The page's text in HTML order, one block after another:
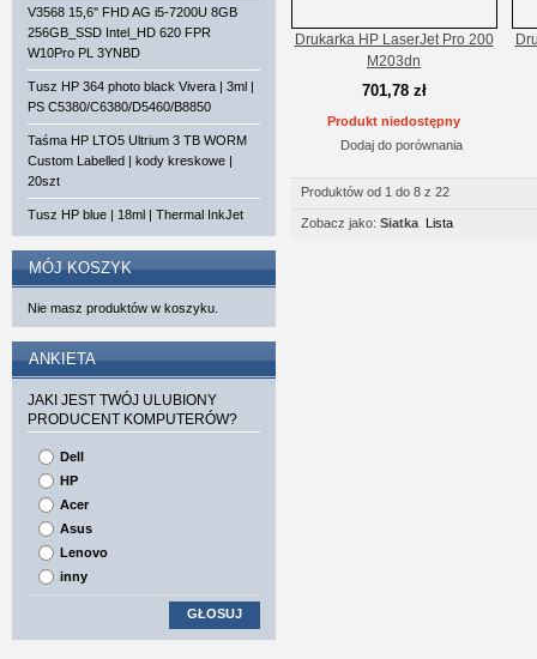
Drukarka HP LaserJet Pro 200
M203dn
701,78 zł
Produkt niedostępny
Dodaj do porównania
Produktów od 1 do 8 z 22
Zobacz jako: Siatka Lista
V3568 15,6'' FHD AG i5-7200U 8GB
256GB_SSD Intel_HD 620 FPR
W10Pro PL 3YNBD
Tusz HP 364 photo black Vivera | 3ml |
PS C5380/C6380/D5460/B8850
Taśma HP LTO5 Ultrium 3 TB WORM
Custom Labelled | kody kreskowe |
20szt
Tusz HP blue | 18ml | Thermal InkJet
MÓJ KOSZYK
Nie masz produktów w koszyku.
ANKIETA
JAKI JEST TWÓJ ULUBIONY
PRODUCENT KOMPUTERÓW?
Dell
HP
Acer
Asus
Lenovo
inny
GŁOSUJ